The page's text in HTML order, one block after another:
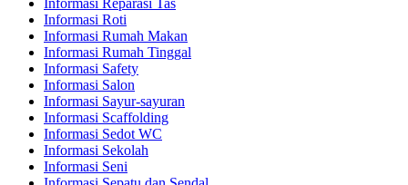
Informasi Reparasi Tas
Informasi Roti
Informasi Rumah Makan
Informasi Rumah Tinggal
Informasi Safety
Informasi Salon
Informasi Sayur-sayuran
Informasi Scaffolding
Informasi Sedot WC
Informasi Sekolah
Informasi Seni